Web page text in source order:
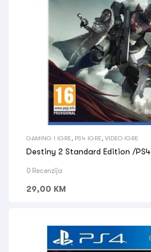
GAMING I IGRE PS4 IGRE VIDEO IGRE
Destiny 2 Standard Edition /PS4
0 Recenzija
29,00 KM